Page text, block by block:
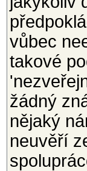
vůbec
takové
žádný
nějaký
neuvěří